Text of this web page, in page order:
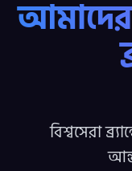
আমাদের
বিশ্বসেরা